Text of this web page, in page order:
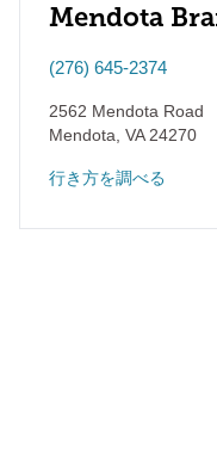
Mendota
(276) 645-2374
2562 Mendota Road
Mendota VA24270
行き方を調べる